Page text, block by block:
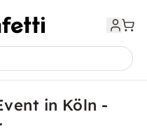
in Köln -